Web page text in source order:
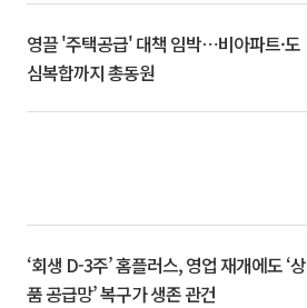
영끌 '주택공급' 대책 임박⋯비아파트·도
심복합까지 총동원
‘회생 D-3주’ 홈플러스, 영업 재개에도 ‘상
품 공급망’ 복구가 생존 관건